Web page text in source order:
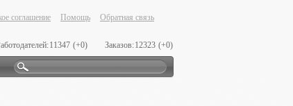
соглашение Помощь Обратная связь
11347 (+0) Заказов:12323 (+0)